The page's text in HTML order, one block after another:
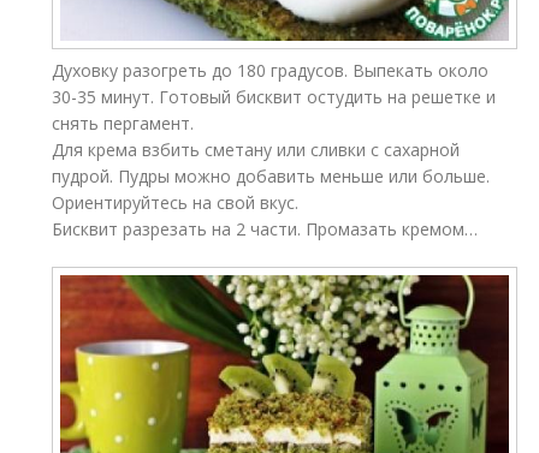
Духовку разогреть до 180 градусов. Выпекать около
30-35 минут. Готовый бисквит остудить на решетке и
снять пергамент.
Для крема взбить сметану или сливки с сахарной
пудрой. Пудры можно добавить меньше или больше.
Ориентируйтесь на свой вкус.
Бисквит разрезать на 2 части. Промазать кремом…